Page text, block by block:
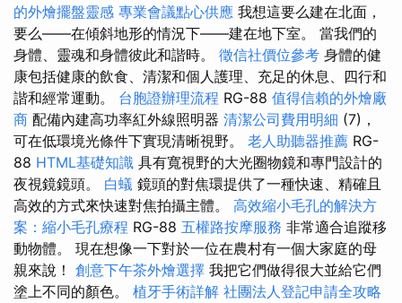
的外燴擺盤靈感 專業會議點心供應 我想這要么建在北面，
要么——在傾斜地形的情況下——建在地下室。 當我們的
身體、靈魂和身體彼此和諧時。 徵信社價位參考 身體的健
康包括健康的飲食、清潔和個人護理、充足的休息、四行和
諧和經常運動。 台胞證辦理流程 RG-88 值得信賴的外燴廠
商 配備內建高功率紅外線照明器 清潔公司費用明細 (7)，
可在低環境光條件下實現清晰視野。 老人助聽器推薦 RG-
88 HTML基礎知識 具有寬視野的大光圈物鏡和專門設計的
夜視鏡鏡頭。 白蟻 鏡頭的對焦環提供了一種快速、精確且
高效的方式來快速對焦拍攝主體。 高效縮小毛孔的解決方
案：縮小毛孔療程 RG-88 五權路按摩服務 非常適合追蹤移
動物體。 現在想像一下對於一位在農村​​有一個大家庭的母
親來說！ 創意下午茶外燴選擇 我把它們做得很大並給它們
塗上不同的顏色。 植牙手術詳解 社團法人登記申請全攻略